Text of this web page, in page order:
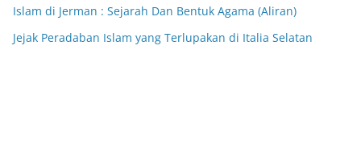
Islam di Jerman : Sejarah Dan Bentuk Agama (Aliran)
Jejak Peradaban Islam yang Terlupakan di Italia Selatan